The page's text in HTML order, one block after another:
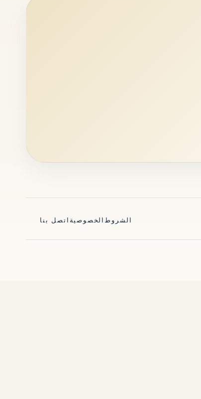
الشروط الخصوصية اتصل بنا